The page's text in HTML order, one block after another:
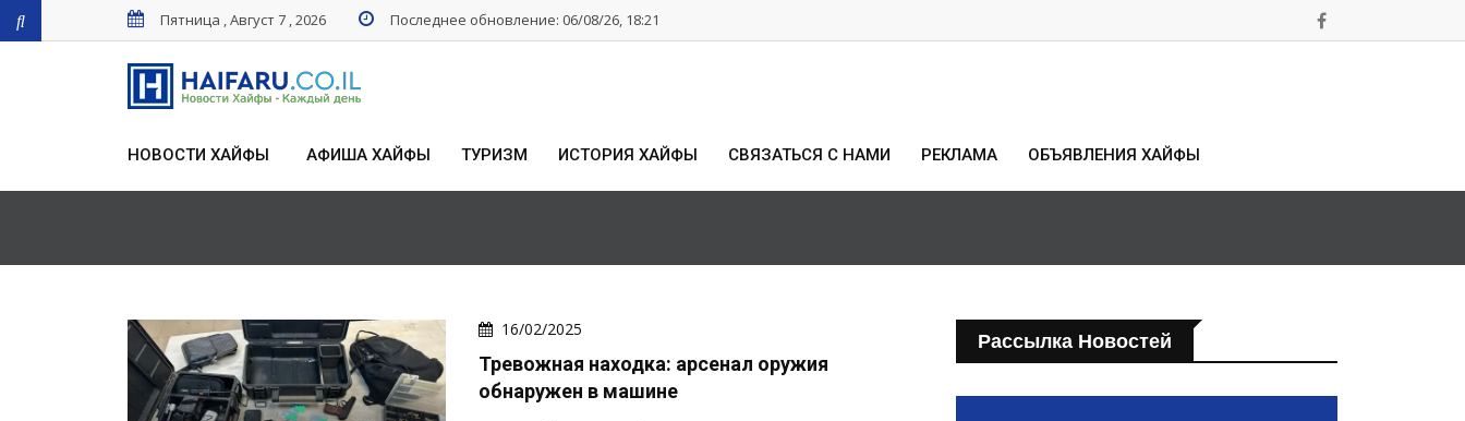
Пятница , Август 7 , 2026 Последнее обновление: 06/08/26, 18:21
НОВОСТИ ХАЙФЫ АФИША ХАЙФЫ ТУРИЗМ ИСТОРИЯ ХАЙФЫ СВЯЗАТЬСЯ С НАМИ РЕКЛАМА ОБЪЯВЛЕНИЯ ХАЙФЫ
16/02/2025
Тревожная находка: арсенал оружия
обнаружен в машине
Рассылка Новостей